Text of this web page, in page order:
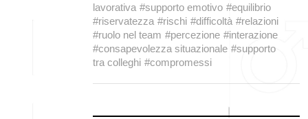
lavorativa #supporto emotivo #equilibrio
#riservatezza #rischi #difficoltà #relazioni
#ruolo nel team #percezione #interazione
#consapevolezza situazionale #supporto
tra colleghi #compromessi